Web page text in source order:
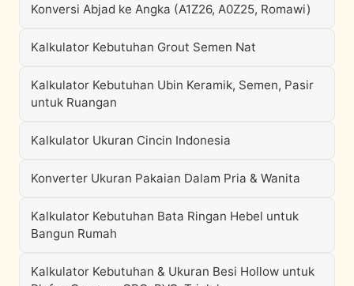
Konversi Abjad ke Angka (A1Z26, A0Z25, Romawi)
Kalkulator Kebutuhan Grout Semen Nat
Kalkulator Kebutuhan Ubin Keramik, Semen, Pasir
untuk Ruangan
Kalkulator Ukuran Cincin Indonesia
Konverter Ukuran Pakaian Dalam Pria & Wanita
Kalkulator Kebutuhan Bata Ringan Hebel untuk
Bangun Rumah
Kalkulator Kebutuhan & Ukuran Besi Hollow untuk